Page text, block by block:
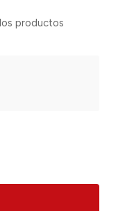
productos